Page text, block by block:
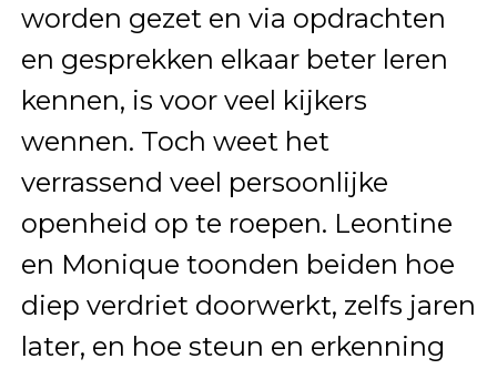
worden gezet en via opdrachten
en gesprekken elkaar beter leren
kennen, is voor veel kijkers
wennen. Toch weet het
verrassend veel persoonlijke
openheid op te roepen. Leontine
en Monique toonden beiden hoe
diep verdriet doorwerkt, zelfs jaren
later, en hoe steun en erkenning